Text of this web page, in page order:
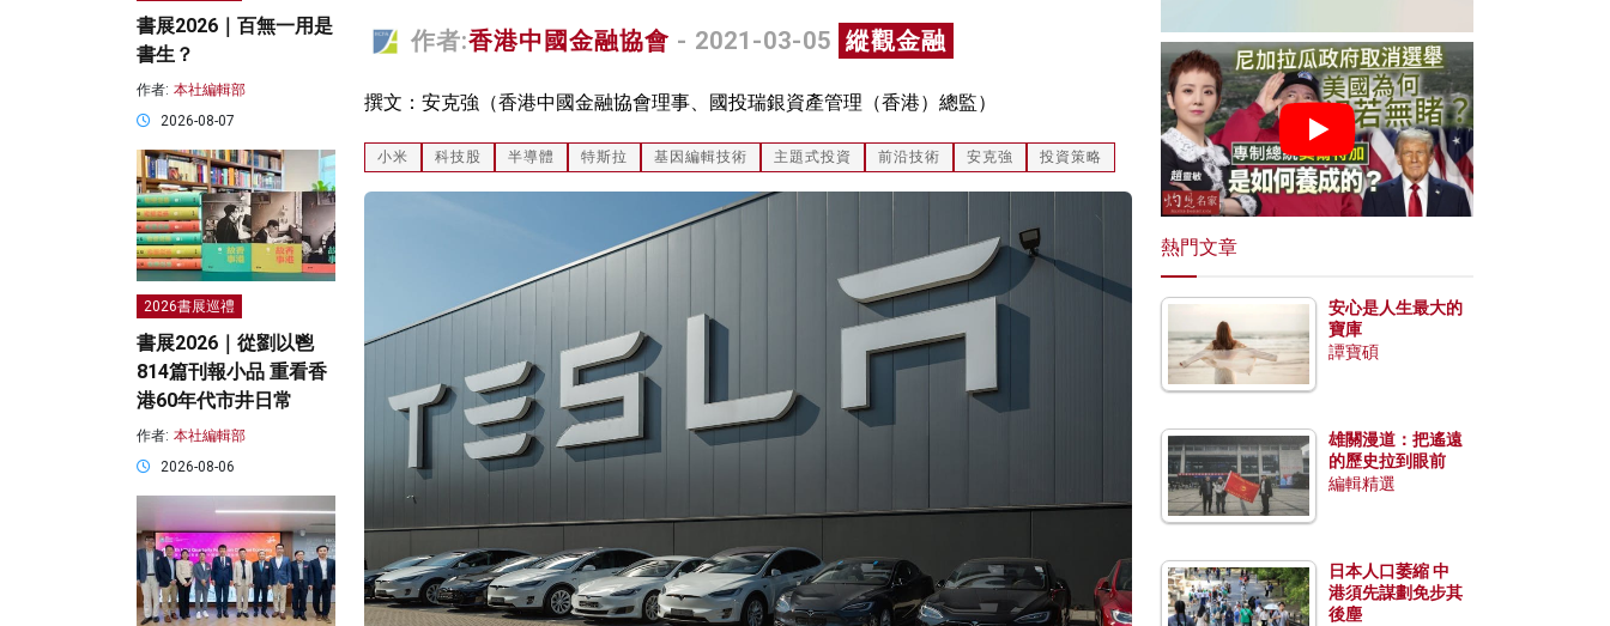
作者:香港中國金融協會 - 2021-03-05 縱觀金融
撰文：安克強（香港中國金融協會理事、國投瑞銀資產管理（香港）總監）
小米 科技股 半導體 特斯拉 基因編輯技術 主題式投資 前沿技術 安克強 投資策略
書展2026｜百無一用是
書生？
作者: 本社編輯部
2026-08-07
2026書展巡禮
書展2026｜從劉以鬯
814篇刊報小品 重看香
港60年代市井日常
作者: 本社編輯部
2026-08-06
熱門文章
安心是人生最大的
寶庫
譚寶碩
雄關漫道：把遙遠
的歷史拉到眼前
編輯精選
日本人口萎縮 中
港須先謀劃免步其
後塵